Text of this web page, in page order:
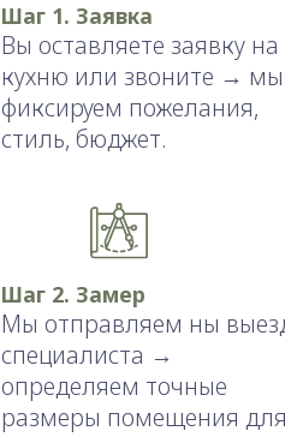
Шаг 1. Заявка
Вы оставляете заявку на
кухню или звоните → мы
фиксируем пожелания,
стиль, бюджет.
Шаг 2. Замер
Мы отправляем ны
специалиста →
определяем точные
размеры помещения